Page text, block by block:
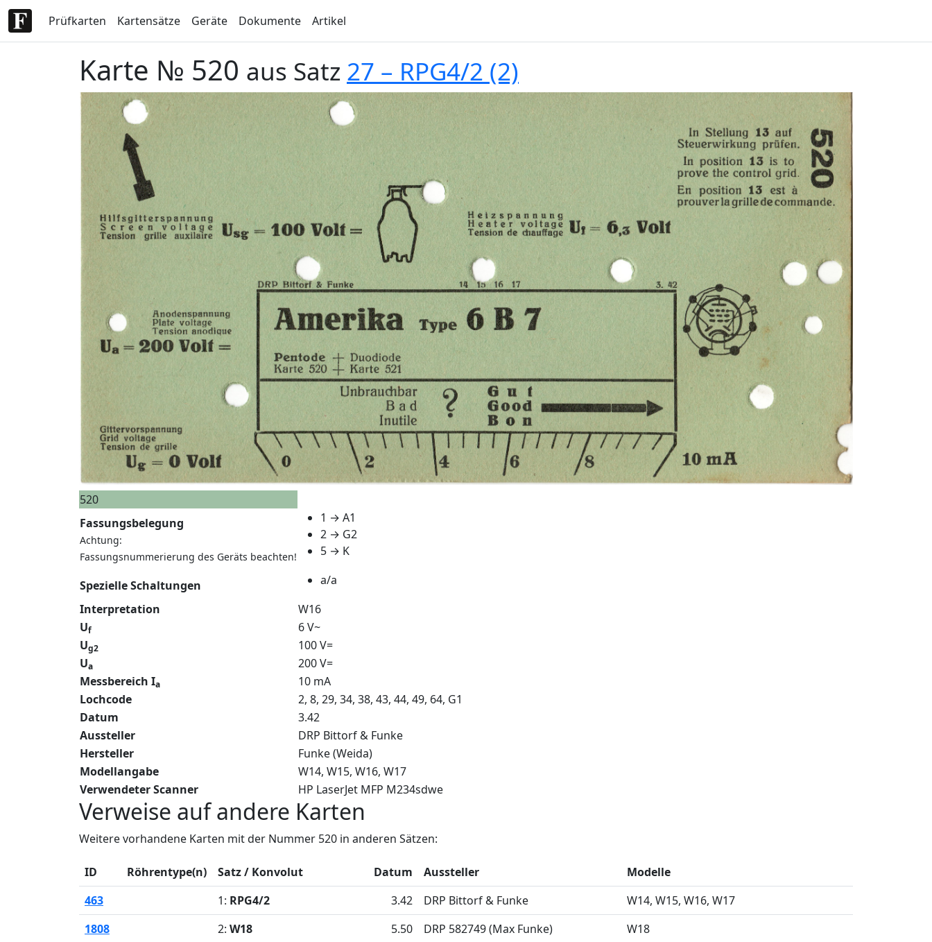
Prüfkarten Kartensätze Geräte Dokumente Artikel
Karte № 520 aus Satz 27 – RPG4/2 (2)
520
Fassungsbelegung
Achtung:
Fassungsnummerierung des Geräts beachten!
1 → A1
2 → G2
5 → K
Spezielle Schaltungen
a/a
Interpretation
W16
Uf
6 V~
Ug2
100 V=
Ua
200 V=
Messbereich Ia
10 mA
Lochcode
2, 8, 29, 34, 38, 43, 44, 49, 64, G1
Datum
3.42
Aussteller
DRP Bittorf & Funke
Hersteller
Funke (Weida)
Modellangabe
W14 W15 W16 W17
Verwendeter Scanner
HP LaserJet MFP M234sdwe
Verweise auf andere Karten
Weitere vorhandene Karten mit der Nummer 520 in anderen Sätzen:
ID Röhrentype(n) Satz / Konvolut Datum Aussteller
Modelle
463
1: RPG4/2 3.42 DRP Bittorf & Funke W14 W15 W16 W17
1808
2: W18 5.50 DRP 582749 (Max Funke)
W18